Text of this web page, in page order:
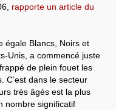
rapporte un article du
égale Blancs, Noirs et
Unis, a commencé juste
de plein fouet les
C’est dans le secteur
très âgés est la plus
nombre significatif